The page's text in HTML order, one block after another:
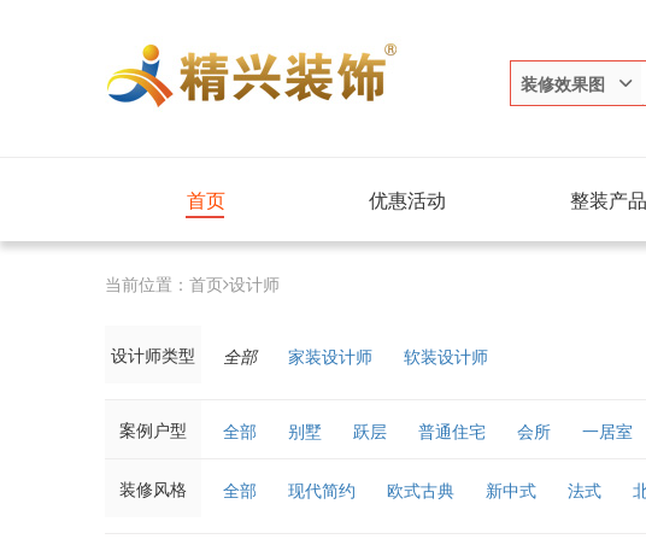
装修效果图
首页 优惠活动 整装产品
当前位置： 首页 设计师
设计师类型 全部 家装设计师 软装设计师
案例户型 全部 别墅 跃层 普通住宅 会所 一居室
装修风格 全部 现代简约 欧式古典 新中式 法式